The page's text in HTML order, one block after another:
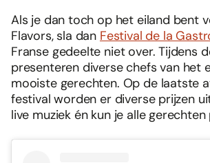
Als je dan toch op het eiland bent
Flavors, sla dan Festival de la
Franse gedeelte niet over. Tijdens
presenteren diverse chefs van het
mooiste gerechten. Op de laatste
festival worden er diverse prijzen
live muziek én kun je alle gerechten